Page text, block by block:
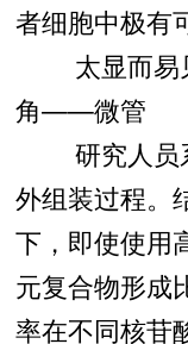
者细胞中极有
太显而易见
角——微管
研究人员系
外组装过程。
下，即使使用
元复合物形成
率在不同核苷